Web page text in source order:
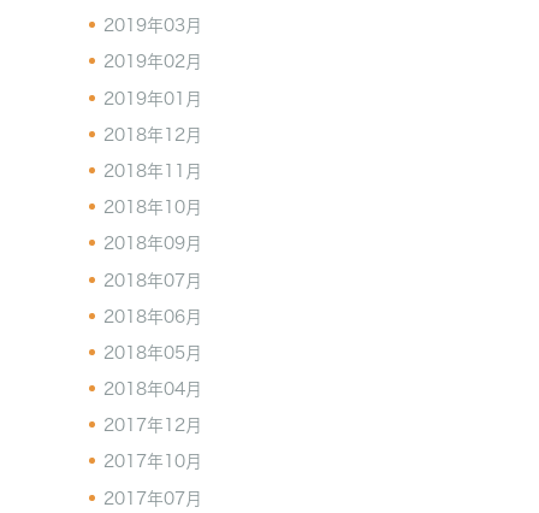
2019年03月
2019年02月
2019年01月
2018年12月
2018年11月
2018年10月
2018年09月
2018年07月
2018年06月
2018年05月
2018年04月
2017年12月
2017年10月
2017年07月